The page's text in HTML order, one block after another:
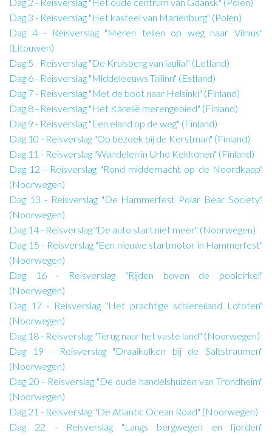
Dag 3 - Reisverslag "Het kasteel van Mariënburg" (Polen)
Dag 4 - Reisverslag "Meren tellen op weg naar Vilnius"
(Litouwen)
Dag 5 - Reisverslag "De Kruisberg van iauliai" (Letland)
Dag 6 - Reisverslag "Middeleeuws Tallinn" (Estland)
Dag 7 - Reisverslag "Met de boot naar Helsinki" (Finland)
Dag 8 - Reisverslag "Het Karelië merengebied" (Finland)
Dag 9 - Reisverslag "Een eland op de weg" (Finland)
Dag 10 - Reisverslag "Op bezoek bij de Kerstman" (Finland)
Dag 11 - Reisverslag "Wandelen in Urho Kekkonen" (Finland)
Dag 12 - Reisverslag "Rond middernacht op de Noordkaap"
(Noorwegen)
Dag 13 - Reisverslag "De Hammerfest Polar Bear Society"
(Noorwegen)
Dag 14 - Reisverslag "De auto start niet meer" (Noorwegen)
Dag 15 - Reisverslag "Een nieuwe startmotor in Hammerfest"
(Noorwegen)
Dag 16 - Reisverslag "Rijden boven de poolcirkel"
(Noorwegen)
Dag 17 - Reisverslag "Het prachtige schiereiland Lofoten"
(Noorwegen)
Dag 18 - Reisverslag "Terug naar het vaste land" (Noorwegen)
Dag 19 - Reisverslag "Draaikolken bij de Saltstraumen"
(Noorwegen)
Dag 20 - Reisverslag "De oude handelshuizen van Trondheim"
(Noorwegen)
Dag 21 - Reisverslag "De Atlantic Ocean Road" (Noorwegen)
Dag 22 - Reisverslag "Langs bergwegen en fjorden"